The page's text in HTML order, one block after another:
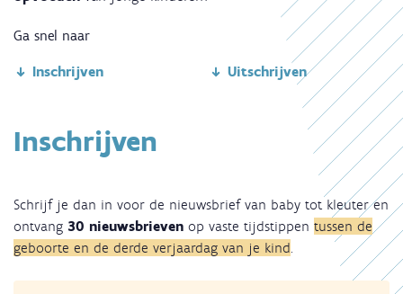
Ga snel naar
Inschrijven Uitschrijven
Inschrijven
Schrijf je dan in voor de nieuwsbrief van baby tot kleuter en
ontvang 30 nieuwsbrieven op vaste tijdstippen tussen de
geboorte en de derde verjaardag van je kind